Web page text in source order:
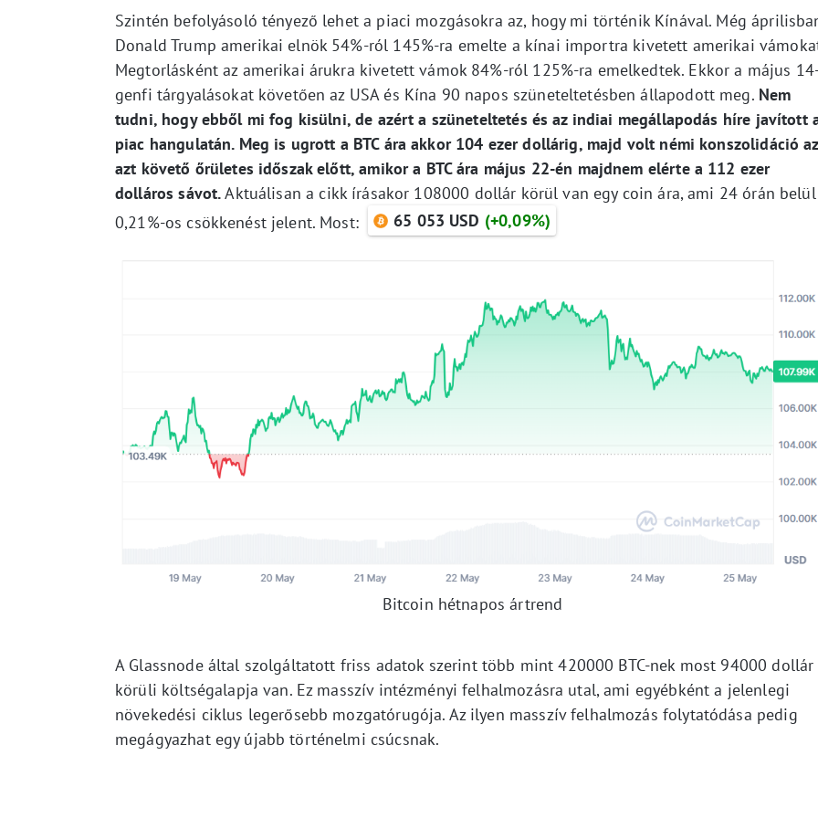
Szintén befolyásoló tényező lehet a piaci mozgásokra az, hogy mi történik Kínával. Még
Donald Trump amerikai elnök 54%-ról 145%-ra emelte a kínai importra kivetett amerikai
Megtorlásként az amerikai árukra kivetett vámok 84%-ról 125%-ra emelkedtek. Ekkor a május
genfi tárgyalásokat követően az USA és Kína 90 napos szüneteltetésben állapodott meg. Nem
tudni, hogy ebből mi fog kisülni, de azért a szüneteltetés és az indiai megállapodás híre javított
piac hangulatán. Meg is ugrott a BTC ára akkor 104 ezer dollárig, majd volt némi konszolidáció az
azt követő őrületes időszak előtt, amikor a BTC ára május 22-én majdnem elérte a 112 ezer
dolláros sávot.Aktuálisan a cikk írásakor 108000 dollár körül van egy coin ára, ami 24 órán belül
0,21%-os csökkenést jelent. Most:
65 053 USD (+0,09%)
Bitcoin hétnapos ártrend
A Glassnode által szolgáltatott friss adatok szerint több mint 420000 BTC-nek most 94000 dollár
körüli költségalapja van. Ez masszív intézményi felhalmozásra utal, ami egyébként a jelenlegi
növekedési ciklus legerősebb mozgatórugója. Az ilyen masszív felhalmozás folytatódása pedig
megágyazhat egy újabb történelmi csúcsnak.